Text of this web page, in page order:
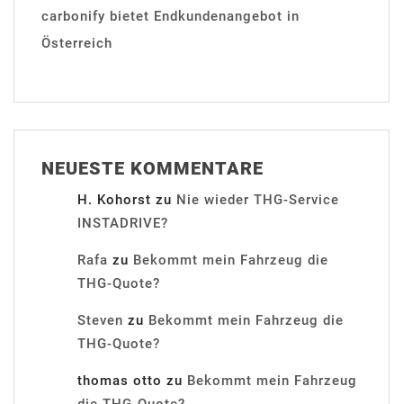
carbonify bietet Endkundenangebot in
Österreich
NEUESTE KOMMENTARE
H. Kohorst zu Nie wieder THG-Service
INSTADRIVE?
Rafa zu Bekommt mein Fahrzeug die
THG-Quote?
Steven zu Bekommt mein Fahrzeug die
THG-Quote?
thomas otto zu Bekommt mein Fahrzeug